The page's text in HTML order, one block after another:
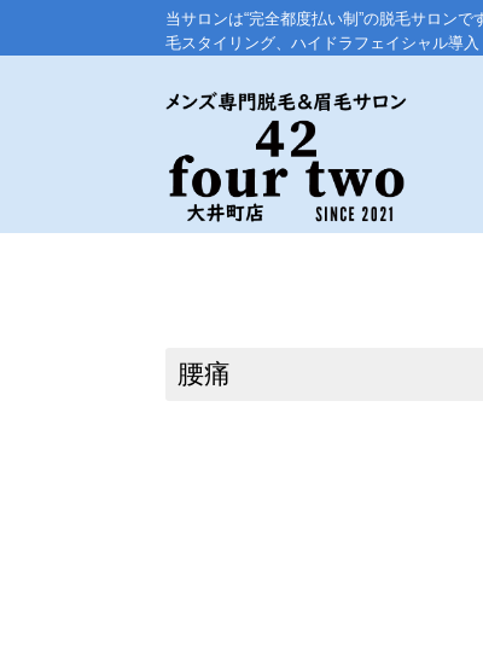
当サロンは“完全都度払い制”の脱毛サロン
毛スタイリング、ハイドラフェイシャル導入
腰痛